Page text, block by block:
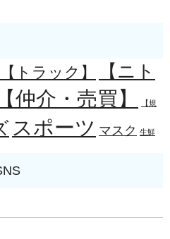
【トラック】
【ニト
【仲介・売買】 【規
スポーツ マスク 生鮮